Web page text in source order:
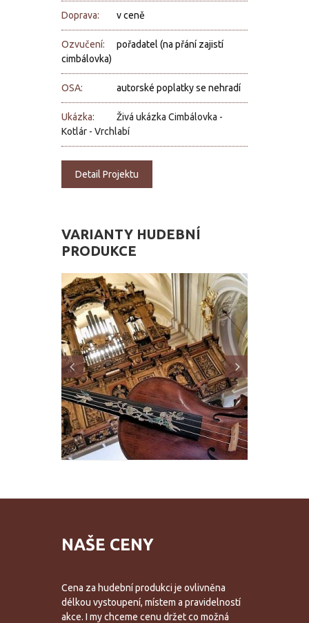
Doprava: v ceně
Ozvučení:
pořadatel (na přání zajistí
cimbálovka)
OSA: autorské poplatky se nehradí
Ukázka:
Živá ukázka Cimbálovka -
Kotlár - Vrchlabí
Detail Projektu
VARIANTY HUDEBNÍ
PRODUKCE
NAŠE CENY
Cena za hudební produkci je ovlivněna
délkou vystoupení, místem a pravidelností
akce. I my chceme cenu držet co možná